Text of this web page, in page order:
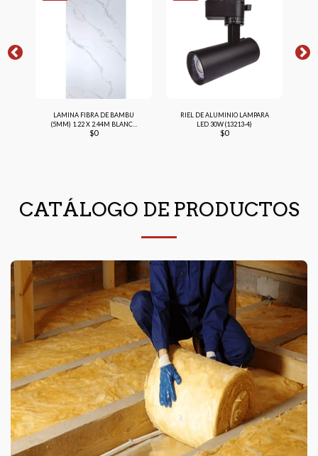
LAMINA FIBRA DE BAMBU
(5MM) 1.22 X 2.44M BLANCO
(PER-4002)
$0
RIEL DE ALUMINIO LAMPARA
LED 30W (13213-4)
$0
CATÁLOGO DE PRODUCTOS